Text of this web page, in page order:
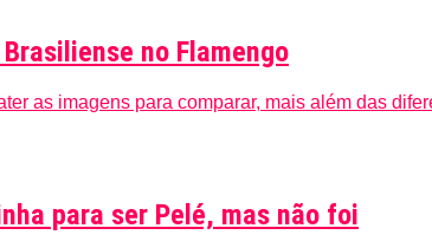
no Flamengo
as imagens para comparar, mais além das
para ser Pelé, mas não foi